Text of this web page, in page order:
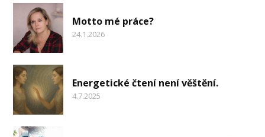
Motto mé práce?
24.1.2026
Energetické čtení není věštění.
4.7.2025